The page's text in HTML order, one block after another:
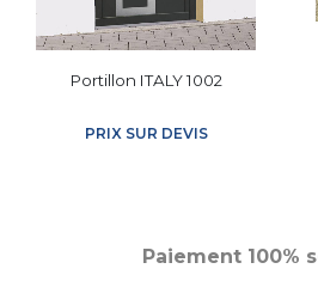
Portillon ITALY 1002
PRIX SUR DEVIS
Paiement 100%